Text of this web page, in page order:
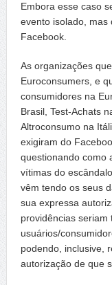
Embora esse caso
evento isolado, mas
Facebook.
As organizações
Euroconsumers, e
consumidores na
Brasil, Test-Achats
Altroconsumo na
exigiram do
questionando como
vítimas do
vêm tendo os seus
sua expressa
providências
usuários/
podendo, inclusive,
autorização de que